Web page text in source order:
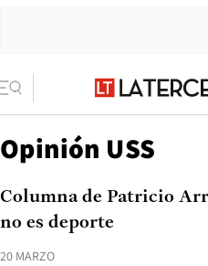
Opinión USS
20 MARZO
Columna de Patricio
no es deporte